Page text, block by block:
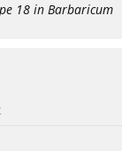
18 in Barbaricum